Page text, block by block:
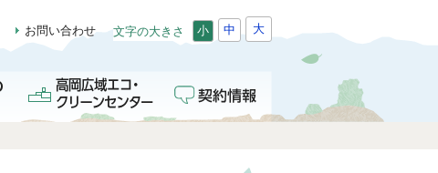
お問い合わせ 文字の大きさ 小 中 大